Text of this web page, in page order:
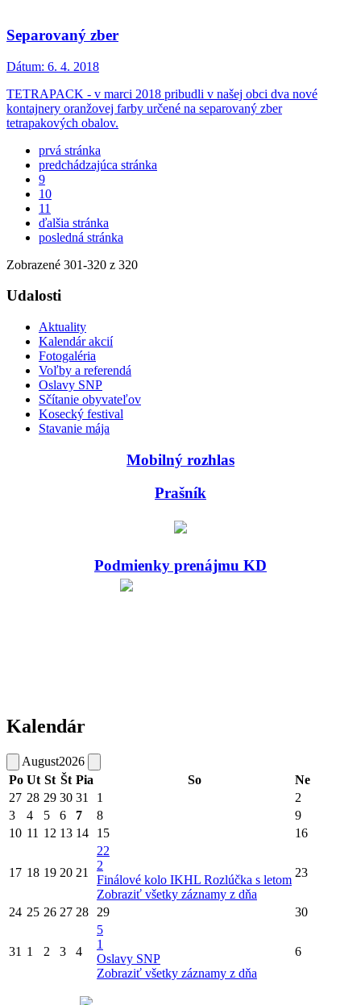
Separovaný zber
Dátum: 6. 4. 2018
TETRAPACK - v marci 2018 pribudli v našej obci dva nové
kontajnery oranžovej farby určené na separovaný zber
tetrapakových obalov.
prvá stránka
predchádzajúca stránka
9
10
11
ďalšia stránka
posledná stránka
Zobrazené 301-320 z 320
Udalosti
Aktuality
Kalendár akcií
Fotogaléria
Voľby a referendá
Oslavy SNP
Sčítanie obyvateľov
Kosecký festival
Stavanie mája
Mobilný rozhlas
Prašník
Podmienky prenájmu KD
Kalendár
August2026
Po Ut St Št Pia So
Ne
27 28 29 30 31 1
2
3
4 5 6 7 8
9
10 11 12 13 14 15 16
17 18 19 20 21
22
2
Finálové kolo IKHL Rozlúčka s letom
Zobraziť všetky záznamy z dňa
23
24 25 26 27 28 29 30
31 1 2 3 4
5
1
Oslavy SNP
Zobraziť všetky záznamy z dňa
6